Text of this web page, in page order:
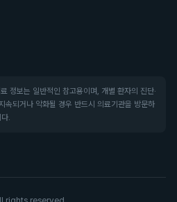
정보는 일반적인 참고용이며, 개별 환자의 진단·
속되거나 악화될 경우 반드시 의료기관을 방문하
.